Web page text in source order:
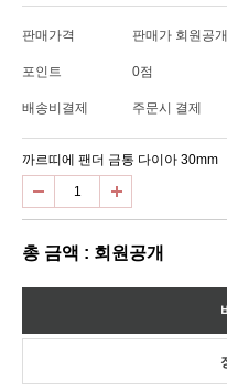
판매가격 판매가 회원공개
포인트 0점
배송비결제 주문시 결제
까르띠에 팬더 금통 다이아 30mm
총 금액 : 회원공개